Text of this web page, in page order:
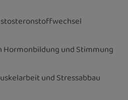
Hormonbildung und Stimmung
und Stressabbau